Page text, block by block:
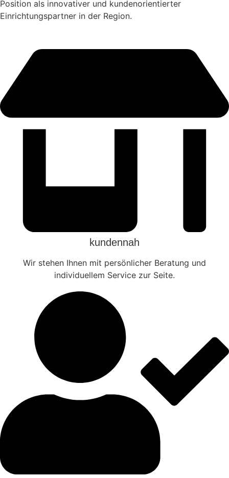
Position als innovativer und kundenorientierter
Einrichtungspartner in der Region.
kundennah
Wir stehen Ihnen mit persönlicher Beratung und
individuellem Service zur Seite.